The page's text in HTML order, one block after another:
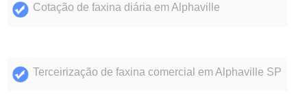
Cotação de faxina diária em Alphaville
Terceirização de faxina comercial em Alphaville SP